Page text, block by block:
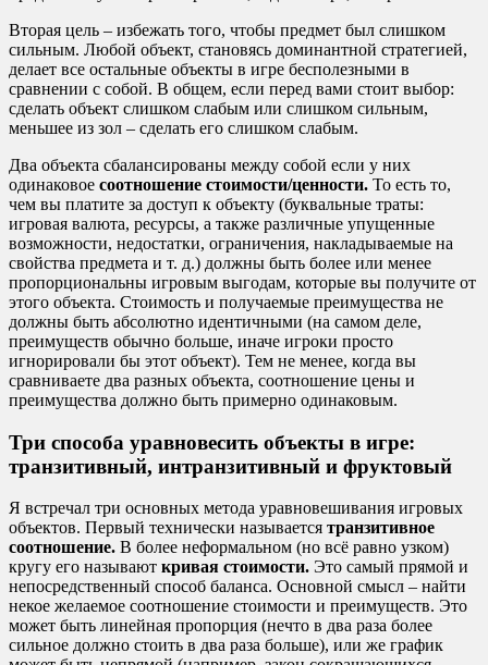
Вторая цель – избежать того, чтобы предмет был слишком
сильным. Любой объект, становясь доминантной стратегией,
делает все остальные объекты в игре бесполезными в
сравнении с собой. В общем, если перед вами стоит выбор:
сделать объект слишком слабым или слишком сильным,
меньшее из зол – сделать его слишком слабым.
Два объекта сбалансированы между собой если у них
одинаковое соотношение стоимости/ценности. То есть то,
чем вы платите за доступ к объекту (буквальные траты:
игровая валюта, ресурсы, а также различные упущенные
возможности, недостатки, ограничения, накладываемые на
свойства предмета и т. д.) должны быть более или менее
пропорциональны игровым выгодам, которые вы получите от
этого объекта. Стоимость и получаемые преимущества не
должны быть абсолютно идентичными (на самом деле,
преимуществ обычно больше, иначе игроки просто
игнорировали бы этот объект). Тем не менее, когда вы
сравниваете два разных объекта, соотношение цены и
преимущества должно быть примерно одинаковым.
Три способа уравновесить объекты в игре:
транзитивный, интранзитивный и фруктовый
Я встречал три основных метода уравновешивания игровых
объектов. Первый технически называется транзитивное
соотношение. В более неформальном (но всё равно узком)
кругу его называют кривая стоимости. Это самый прямой и
непосредственный способ баланса. Основной смысл – найти
некое желаемое соотношение стоимости и преимуществ. Это
может быть линейная пропорция (нечто в два раза более
сильное должно стоить в два раза больше), или же график